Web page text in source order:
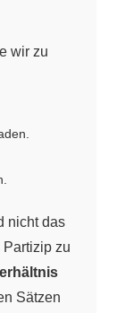
wir zu
nicht das
zu
Sätzen